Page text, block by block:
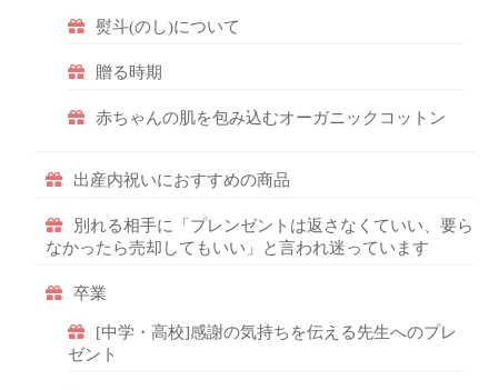
熨斗(のし)について
贈る時期
赤ちゃんの肌を包み込むオーガニックコットン
出産内祝いにおすすめの商品
別れる相手に「プレンゼントは返さなくていい、要ら
なかったら売却してもいい」と言われ迷っています
卒業
[中学・高校]感謝の気持ちを伝える先生へのプレ
ゼント